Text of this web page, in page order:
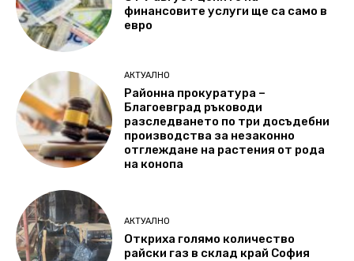
финансовите услуги ще са само в
евро
АКТУАЛНО
Районна прокуратура –
Благоевград ръководи
разследването по три досъдебни
производства за незаконно
отглеждане на растения от рода
на конопа
АКТУАЛНО
Откриха голямо количество
райски газ в склад край София